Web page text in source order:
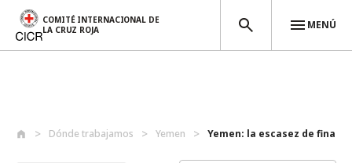
COMITÉ INTERNACIONAL DE
LA CRUZ ROJA
MENÚ
Dónde trabajamos Yemen Yemen: la escasez de